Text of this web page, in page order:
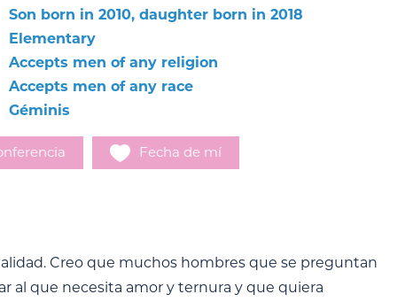
Son born in 2010, daughter born in 2018
Elementary
Accepts men of any religion
Accepts men of any race
Géminis
Fecha de mí
Creo que muchos hombres que se preguntan
al que necesita amor y ternura y que quiera